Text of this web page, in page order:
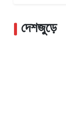
দেশজুড়ে